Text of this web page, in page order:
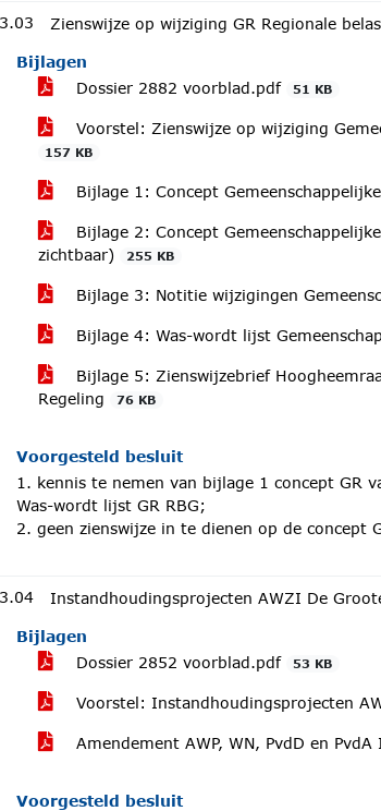
Zienswijze op wijziging GR Regionale
Bijlagen
Dossier 2882 voorblad.pdf
51 KB
Voorstel: Zienswijze op wijziging
157 KB
Bijlage 1: Concept
Bijlage 2: Concept
zichtbaar)
255 KB
Bijlage 3: Notitie wijzigingen
Bijlage 4: Was-wordt lijst
Bijlage 5: Zienswijzebrief
Regeling
76 KB
Voorgesteld besluit
1. kennis te nemen van bijlage 1 concept GR
Was-wordt lijst GR RBG;
2. geen zienswijze in te dienen op de concept
Instandhoudingsprojecten AWZI De
Bijlagen
Dossier 2852 voorblad.pdf
53 KB
Voorstel: Instandhoudingsprojecten
Amendement AWP, WN, PvdD en
Voorgesteld besluit